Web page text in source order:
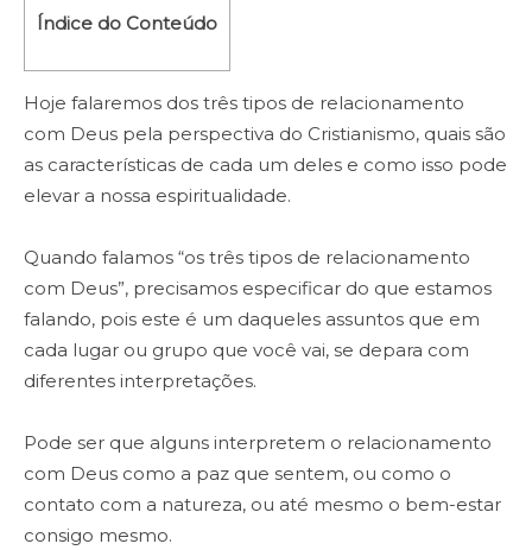
Índice do Conteúdo
Hoje falaremos dos três tipos de relacionamento
com Deus pela perspectiva do Cristianismo, quais são
as características de cada um deles e como isso pode
elevar a nossa espiritualidade.
Quando falamos “os três tipos de relacionamento
com Deus”, precisamos especificar do que estamos
falando, pois este é um daqueles assuntos que em
cada lugar ou grupo que você vai, se depara com
diferentes interpretações.
Pode ser que alguns interpretem o relacionamento
com Deus como a paz que sentem, ou como o
contato com a natureza, ou até mesmo o bem-estar
consigo mesmo.